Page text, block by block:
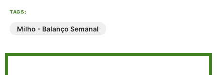
TAGS:
Milho - Balanço Semanal